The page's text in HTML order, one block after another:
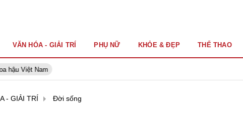
hậu Việt Nam
VĂN HÓA - GIẢI TRÍ PHỤ NỮ KHỎE & ĐẸP THỂ THAO
- GIẢI TRÍ Đời sống